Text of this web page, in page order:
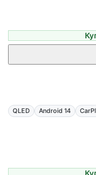
QLED Android 14